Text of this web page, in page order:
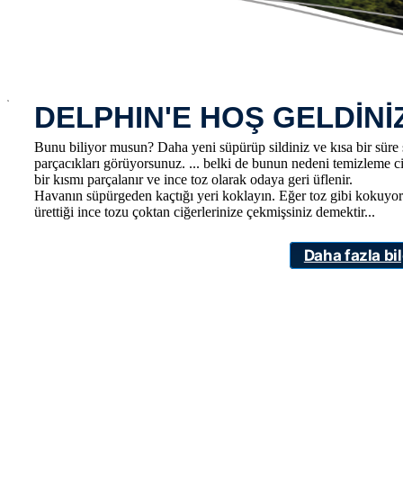
x
DELPHIN'E HOŞ
Bunu biliyor musun? Daha yeni süpürüp sildiniz ve kısa bir süre
parçacıkları görüyorsunuz. ... belki de bunun nedeni temizleme
bir kısmı parçalanır ve ince toz olarak odaya geri üflenir.
Havanın süpürgeden kaçtığı yeri koklayın. Eğer toz gibi
ürettiği ince tozu çoktan ciğerlerinize çekmişsiniz demektir...
Daha fazla